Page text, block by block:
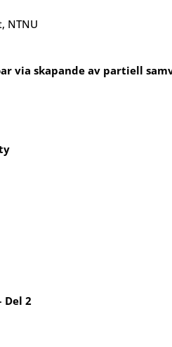
NTNU
via skapande av partiell
Del 2